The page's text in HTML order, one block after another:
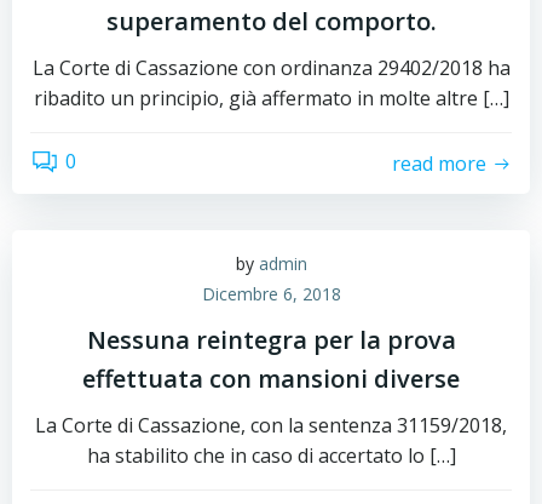
superamento del comporto.
La Corte di Cassazione con ordinanza 29402/2018 ha
ribadito un principio, già affermato in molte altre […]
0 read more
by admin
Dicembre 6, 2018
Nessuna reintegra per la prova
effettuata con mansioni diverse
La Corte di Cassazione, con la sentenza 31159/2018,
ha stabilito che in caso di accertato lo […]